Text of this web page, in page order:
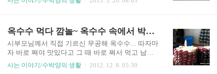
이란다. 양육수당이 사교육이나 허튼 데 사용이 될
일부인데... 그런 생각이 들면서 바우처로 변경될
수도 있..
다. 자기 폰도 있고 카드도 있고... 굳이 내 전화번
호로 결제할 이유가 없지 않겠나. 남편이 알투웹젠
이란 곳을 검색해 보니 무슨 게임회사 같다면서 우
선은 통신사에 전화를 해서 결제된 내역이 있는지
알아보라고 했다. 폰으로 114에 전화를 걸었는데
옥수수 먹다 깜놀~ 옥수수 속에서 박제된 애벌레
시부모님께서 직접 기르신 무공해 옥수수... 따자마
자 바로 쪄야 맛있다고 그 때 바로 쪄서 먹고 남은
건 냉동실에 얼려두고 먹는다. 지난달에 시댁에 갔
사는 이야기/수박양의 생활 2012. 12. 8. 05:30